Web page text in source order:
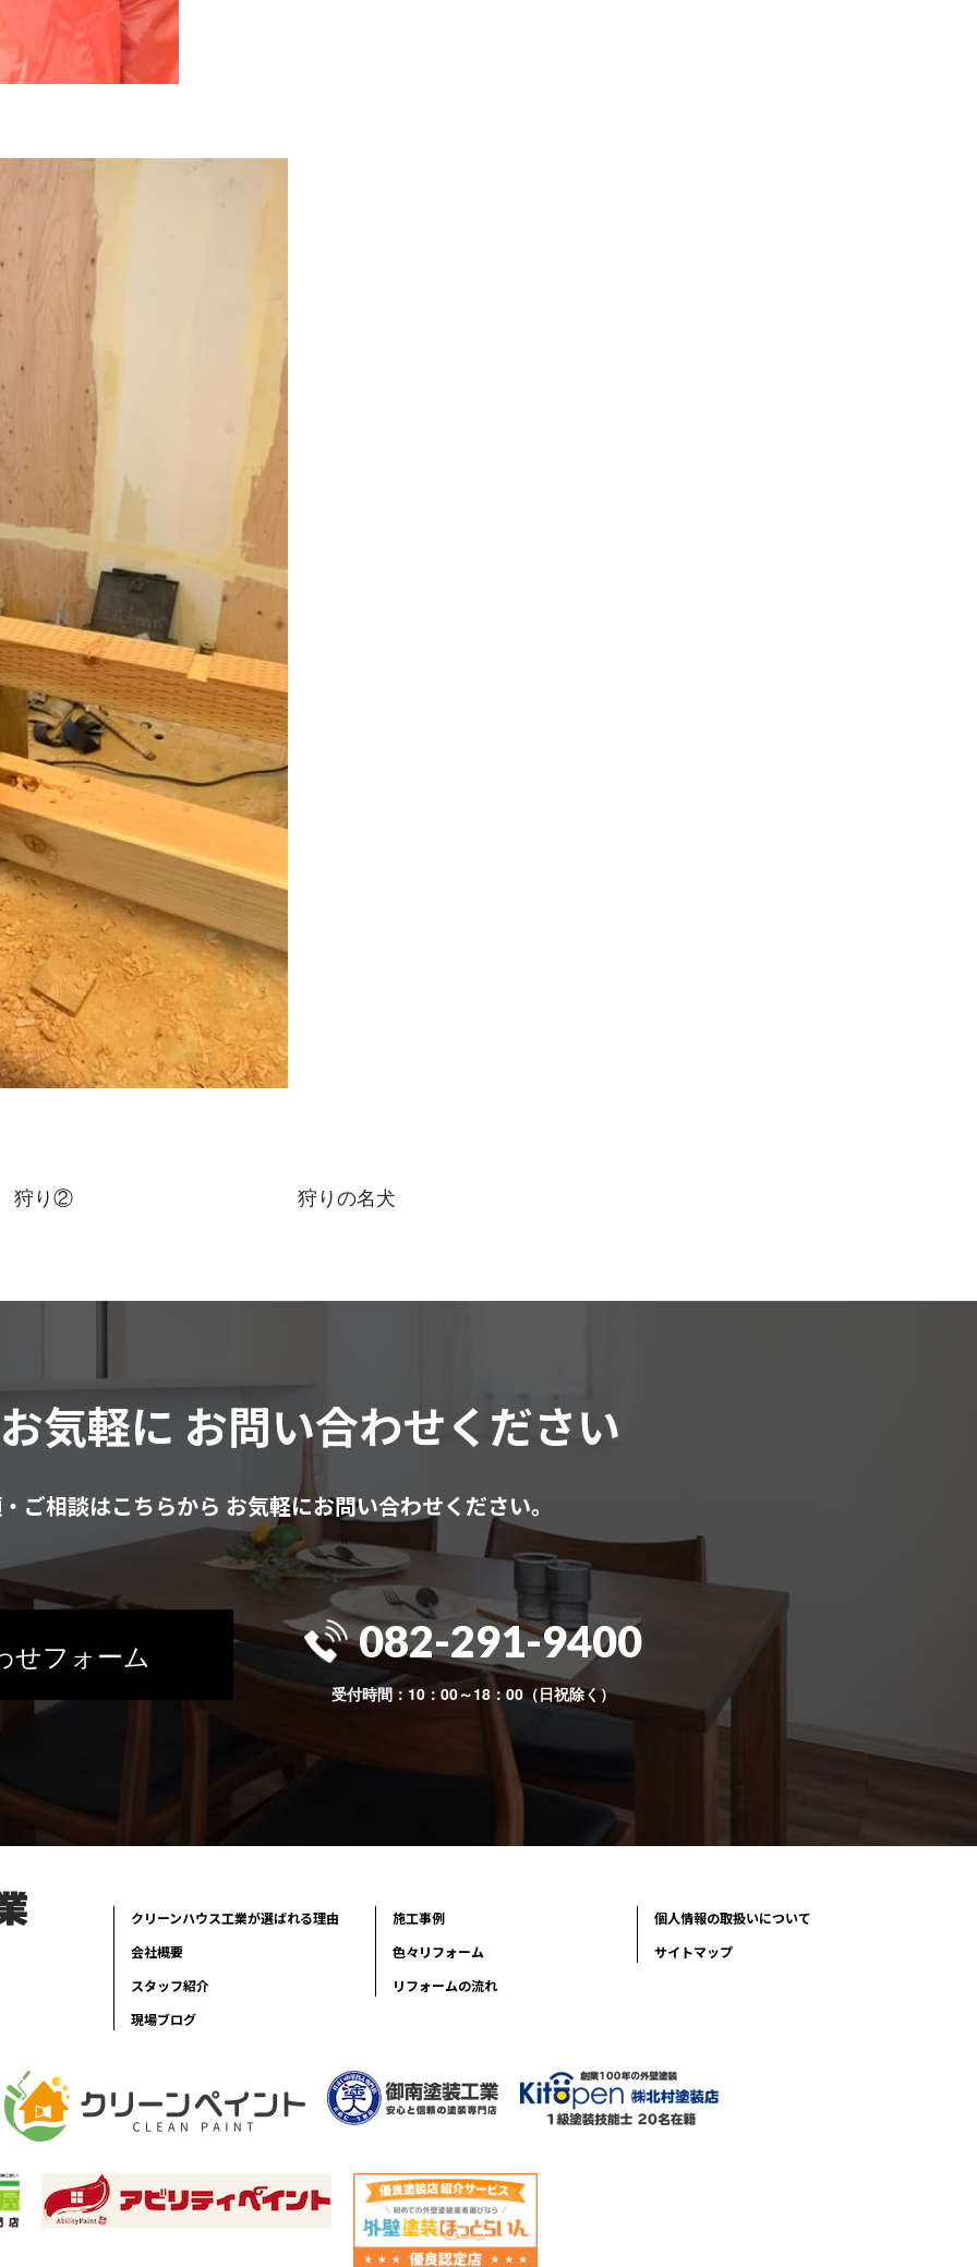
狩り② 狩りの名犬
気軽に お問い合わせください
ご相談はこちらから お気軽にお問い合わせください。
せフォーム 082-291-9400
受付時間：10：00～18：00（日祝除く）
クリーンハウス工業が選ばれる理由
会社概要
スタッフ紹介
現場ブログ
施工事例
色々リフォーム
リフォームの流れ
個人情報の取扱いについて
サイトマップ